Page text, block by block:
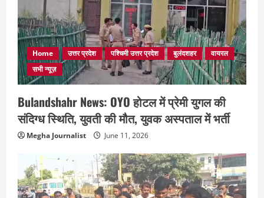
Home उत्तर प्रदेश पश्चिमी उत्तर प्रदेश बुलंदशहर
वायरल
सभी न्यूज़
Bulandshahr News: OYO होटल में प्रेमी युगल की
संदिग्ध स्थिति, युवती की मौत, युवक अस्पताल में भर्ती
Megha Journalist June 11, 2026